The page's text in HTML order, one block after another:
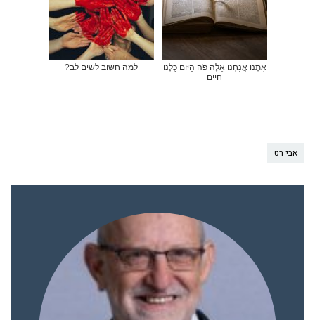
אִתָּנוּ אֲנַחְנוּ אֵלֶּה פֹה הַיּוֹם כֻּלָּנוּ
חַיִּים
למה חשוב לשים לב?
אבי רט